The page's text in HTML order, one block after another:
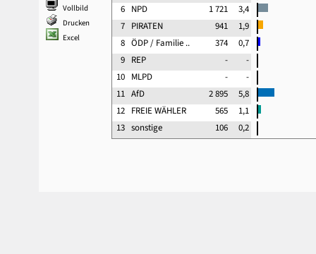
Vollbild
Drucken
Excel
6 NPD 1 721
3,4
7 PIRATEN 941
1,9
8 ÖDP / Familie .. 374
0,7
9 REP -
-
10 MLPD -
-
11 AfD 2 895
5,8
12 FREIE WÄHLER 565
1,1
13 sonstige 106 0,2